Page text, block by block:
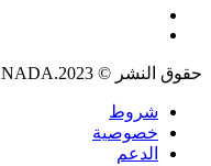
حقوق النشر © 2023.ANADA كل الحقوق محفوظة.
شروط
خصوصية
الدعم